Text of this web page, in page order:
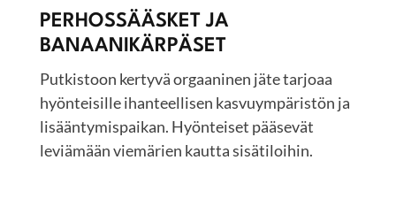
PERHOSSÄÄSKET JA
BANAANIKÄRPÄSET
Putkistoon kertyvä orgaaninen jäte tarjoaa
hyönteisille ihanteellisen kasvuympäristön ja
lisääntymispaikan. Hyönteiset pääsevät
leviämään viemärien kautta sisätiloihin.